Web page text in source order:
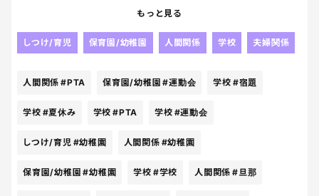
これを見守らないでいいなんてとっても気が楽でいい
羨ましい。
らいいな。
学校や幼稚園のPTAも完成ないし、何も気にせず、運
いいな。
楽な人生だなぁ。
もっと見る
しつけ/育児 保育園/幼稚園 人間関係 学校 夫婦関係
人間関係 #PTA 保育園/幼稚園 #運動会 学校 #宿題
学校 #夏休み 学校 #PTA 学校 #運動会
しつけ/育児 #幼稚園 人間関係 #幼稚園
保育園/幼稚園 #幼稚園 学校 #学校 人間関係 #旦那